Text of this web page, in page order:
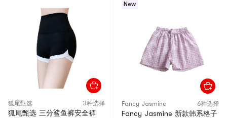
狐尾甄选 3种选择
狐尾甄选 三分鲨鱼裤安全裤
New
Fancy Jasmine 6种选择
Fancy Jasmine 新款韩系格子